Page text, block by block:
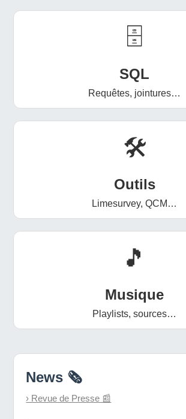
🗄️
SQL
Requêtes, jointures…
🛠️
Outils
Limesurvey, QCM…
🎵
Musique
Playlists, sources…
News 🗞️
› Revue de Presse 📰